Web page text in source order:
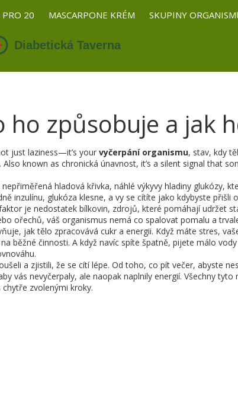
PRO 20 MASCARPONE KRÉM SKUPINY
ho způsobuje a jak
just laziness—it’s your vyčerpání organismu, stav, kdy
. Also known as chronická únavnost, it’s a silent signal that
nepřiměřená hladová křivka, náhlé výkyvy hladiny glukózy,
inzulínu, glukóza klesne, a vy se cítíte jako kdybyste
je nedostatek bílkovin, zdrojů, které pomáhají udržet
ořechů, váš organismus nemá co spalovat pomalu a
jak tělo zpracovává cukr a energii. Když máte stres,
běžné činnosti. A když navíc spíte špatně, pijete málo
a zjistili, že se cítí lépe. Od toho, co pít večer, abyste
vás nevyčerpaly, ale naopak naplnily energií. Všechny
zvolenými kroky.